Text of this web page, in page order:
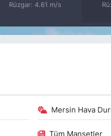
Rüzgar: 4.61 m/s
Mersin Hava
Tüm Manşetler